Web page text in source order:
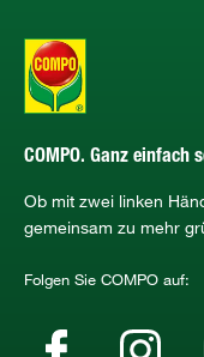
COMPO. Ganz einfach
Ob mit zwei linken
gemeinsam zu mehr
Folgen Sie COMPO auf: